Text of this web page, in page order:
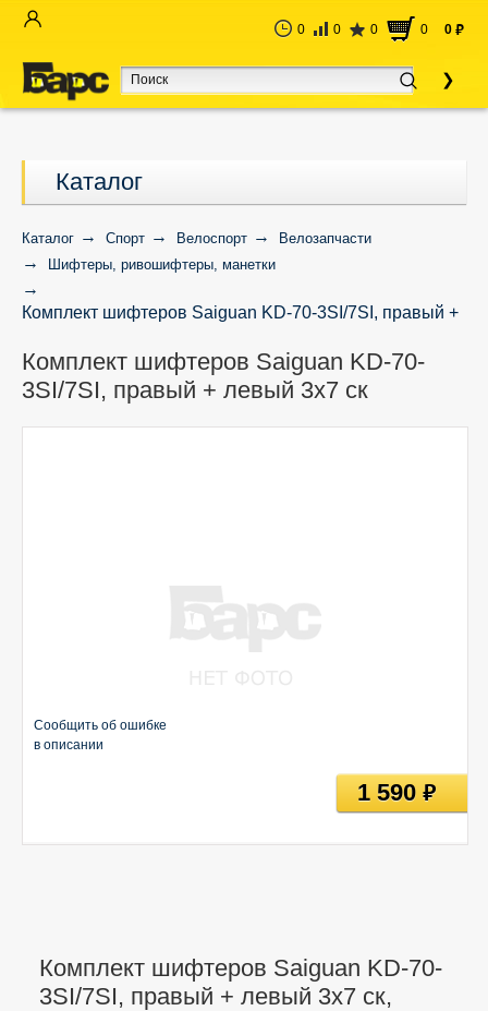
0 0 0 0 0 руб
Каталог
Каталог Спорт Велоспорт
Велозапчасти
Шифтеры, ривошифтеры, манетки
Комплект шифтеров Saiguan KD-70-3SI/7SI, правый +
Комплект шифтеров Saiguan KD-70-
3SI/7SI, правый + левый 3х7 ск
Комплект шифтеров Saiguan KD-70-
3SI/7SI, правый + левый 3х7 ск,
Сообщить об ошибке
в описании
1 590руб